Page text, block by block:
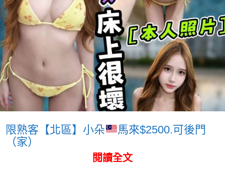
限熟客【北區】小朵
馬來$2500.可後門
（家）
閱讀全文